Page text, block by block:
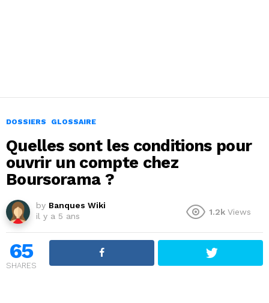
DOSSIERS GLOSSAIRE
Quelles sont les conditions pour
ouvrir un compte chez
Boursorama ?
by Banques Wiki
il y a 5 ans
1.2k Views
65
SHARES